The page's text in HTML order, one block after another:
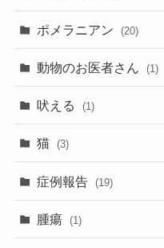
ポメラニアン (20)
動物のお医者さん (1)
吠える (1)
猫 (3)
症例報告 (19)
腫瘍 (1)